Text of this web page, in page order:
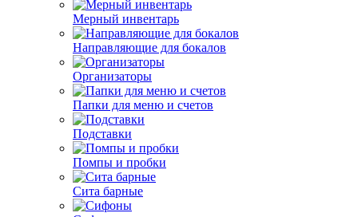
Мерный инвентарь
Направляющие для бокалов
Организаторы
Папки для меню и счетов
Подставки
Помпы и пробки
Сита барные